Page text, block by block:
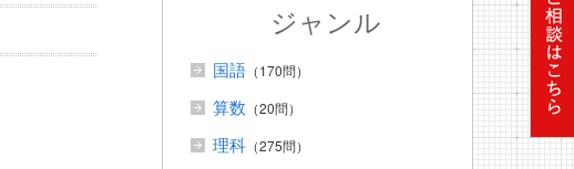
ジャンル
国語 （170問）
算数 （20問）
理科 （275問）